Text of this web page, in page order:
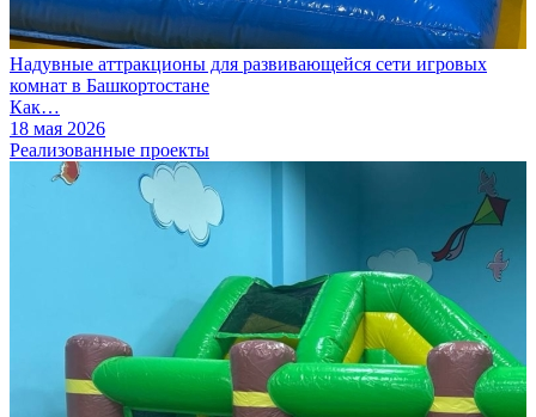
Надувные аттракционы для развивающейся сети игровых
комнат в Башкортостане
Как…
18 мая 2026
Реализованные проекты